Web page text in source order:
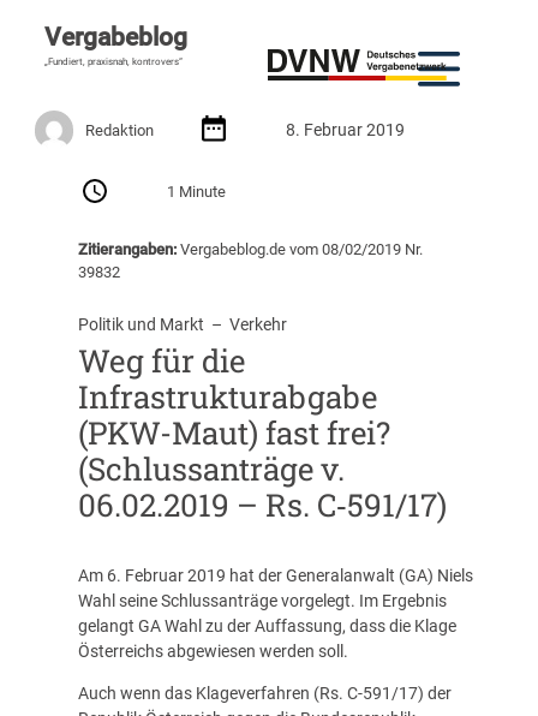
Vergabeblog
„Fundiert, praxisnah, kontrovers“
Redaktion 8. Februar 2019
1 Minute
Zitierangaben:Vergabeblog.de vom 08/02/2019 Nr.
39832
Politik und Markt
  –
Verkehr
Weg für die
Infrastrukturabgabe
(PKW-Maut) fast frei?
(Schlussanträge v.
06.02.2019 – Rs. C‑591/17)
Am 6. Februar 2019 hat der Generalanwalt (GA) Niels
Wahl seine Schlussanträge vorgelegt. Im Ergebnis
gelangt GA Wahl zu der Auffassung, dass die Klage
Österreichs abgewiesen werden soll.
Auch wenn das Klageverfahren (Rs. C-591/17) der